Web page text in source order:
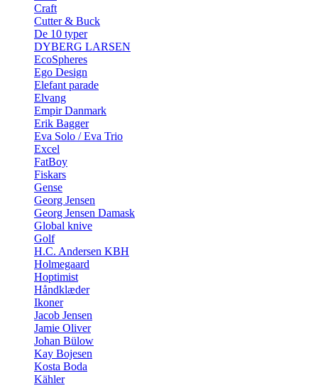
Craft
Cutter & Buck
De 10 typer
DYBERG LARSEN
EcoSpheres
Ego Design
Elefant parade
Elvang
Empir Danmark
Erik Bagger
Eva Solo / Eva Trio
Excel
FatBoy
Fiskars
Gense
Georg Jensen
Georg Jensen Damask
Global knive
Golf
H.C. Andersen KBH
Holmegaard
Hoptimist
Håndklæder
Ikoner
Jacob Jensen
Jamie Oliver
Johan Bülow
Kay Bojesen
Kosta Boda
Kähler